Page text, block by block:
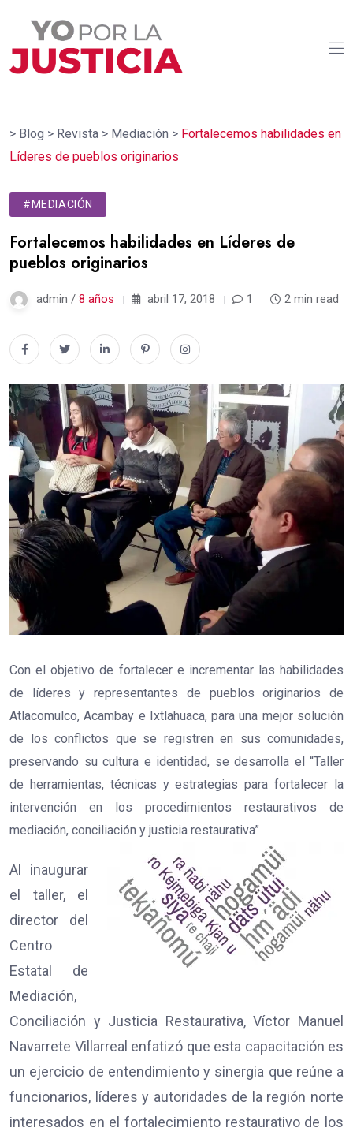
> Blog > Revista > Mediación > Fortalecemos habilidades en
Líderes de pueblos originarios
#MEDIACIÓN
Fortalecemos habilidades en Líderes de
pueblos originarios
admin / 8 años abril 17, 2018 1 2 min read
Con el objetivo de fortalecer e incrementar las habilidades
de líderes y representantes de pueblos originarios de
Atlacomulco, Acambay e Ixtlahuaca, para una mejor solución
de los conflictos que se registren en sus comunidades,
preservando su cultura e identidad, se desarrolla el “Taller
de herramientas, técnicas y estrategias para fortalecer la
intervención en los procedimientos restaurativos de
mediación, conciliación y justicia restaurativa”
Al inaugurar
el taller, el
director del
Centro
Estatal de
Mediación,
Conciliación y Justicia Restaurativa, Víctor Manuel
Navarrete Villarreal enfatizó que esta capacitación es
un ejercicio de entendimiento y sinergia que reúne a
funcionarios, líderes y autoridades de la región norte
interesados en el fortalecimiento restaurativo de los